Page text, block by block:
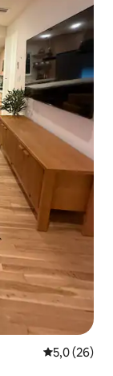
Середня
5,0 (26)